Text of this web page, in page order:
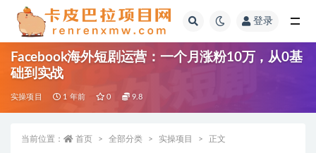
登录
Facebook海外短剧运营：一个月涨粉10万，从0基
础到实战
实操项目 1 年前 0 9.8
当前位置： 首页 全部分类 实操项目 正文
全部